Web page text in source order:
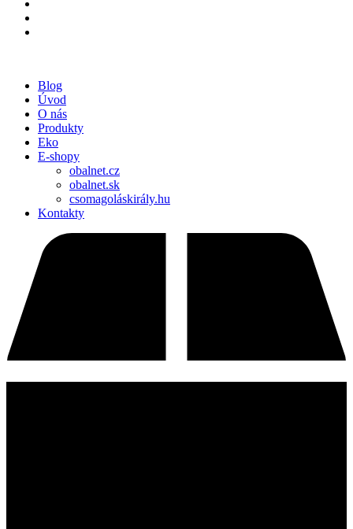
Blog
Úvod
O nás
Produkty
Eko
E-shopy
obalnet.cz
obalnet.sk
csomagoláskirály.hu
Kontakty